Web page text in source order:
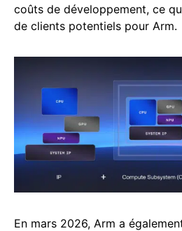
coûts de développement, ce
de clients potentiels pour Arm.
En mars 2026, Arm a